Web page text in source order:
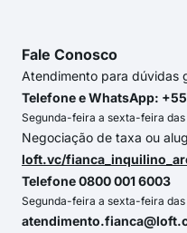
Fale Conosco
Atendimento para dúvidas
Telefone e WhatsApp:
Segunda-feira a sexta-feira das
Negociação de taxa ou
loft.vc/
Telefone 0800 001 6003
Segunda-feira a sexta-feira das